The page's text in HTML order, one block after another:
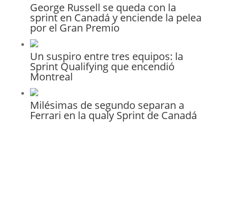
George Russell se queda con la
sprint en Canadá y enciende la pelea
por el Gran Premio
Un suspiro entre tres equipos: la
Sprint Qualifying que encendió
Montreal
Milésimas de segundo separan a
Ferrari en la qualy Sprint de Canadá